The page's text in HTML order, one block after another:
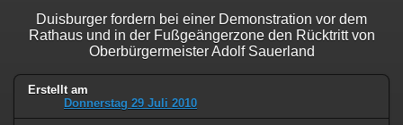
Duisburger fordern bei einer Demonstration vor dem
Rathaus und in der Fußgeängerzone den Rücktritt von
Oberbürgermeister Adolf Sauerland
Erstellt am
Donnerstag 29 Juli 2010